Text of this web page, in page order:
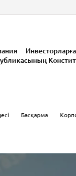
Инвесторларға
Басқарма